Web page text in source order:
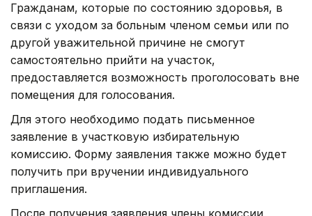
Гражданам, которые по состоянию здоровья, в
связи с уходом за больным членом семьи или по
другой уважительной причине не смогут
самостоятельно прийти на участок,
предоставляется возможность проголосовать вне
помещения для голосования.
Для этого необходимо подать письменное
заявление в участковую избирательную
комиссию. Форму заявления также можно будет
получить при вручении индивидуального
приглашения.